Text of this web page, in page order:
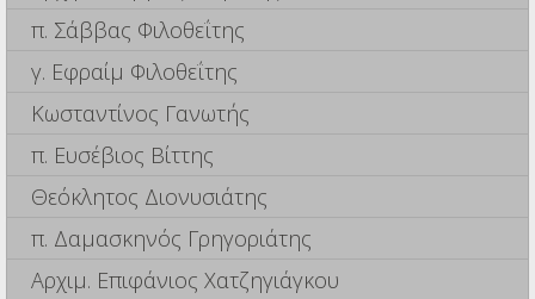
π. Σάββας Φιλοθεΐτης
γ. Εφραίμ Φιλοθεΐτης
Κωσταντίνος Γανωτής
π. Ευσέβιος Βίττης
Θεόκλητος Διονυσιάτης
π. Δαμασκηνός Γρηγοριάτης
Αρχιμ. Επιφάνιος Χατζηγιάγκου